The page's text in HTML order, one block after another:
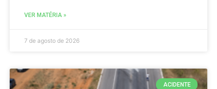
VER MATÉRIA »
7 de agosto de 2026
ACIDENTE